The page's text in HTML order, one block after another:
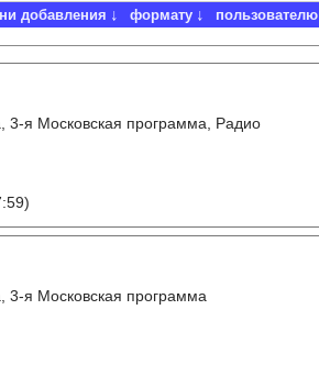
добавления формату пользователю
3-я Московская программа, Радио
3-я Московская программа